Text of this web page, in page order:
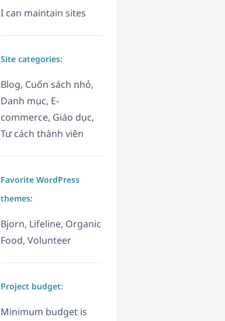
I can maintain sites
Site categories:
Blog, Cuốn sách nhỏ,
Danh mục, E-
commerce, Giáo dục,
Tư cách thành viên
Favorite WordPress
themes:
Bjorn, Lifeline, Organic
Food, Volunteer
Project budget:
Minimum budget is